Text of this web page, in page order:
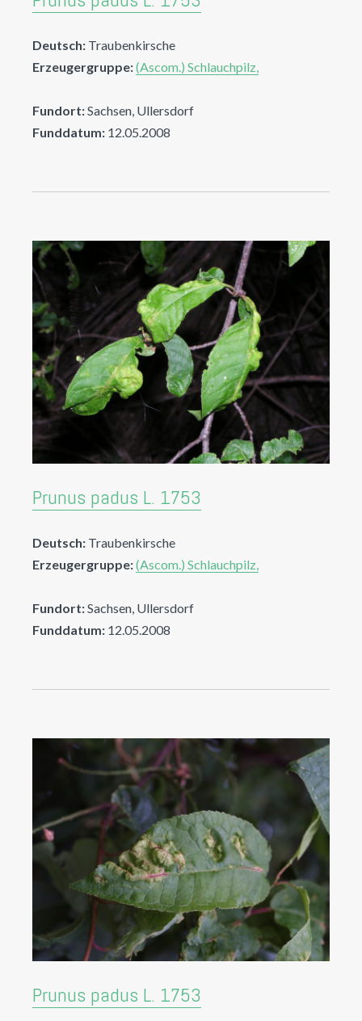
Deutsch: Traubenkirsche
Erzeugergruppe:(Ascom.) Schlauchpilz,
Fundort:Sachsen, Ullersdorf
Funddatum: 12.05.2008
Prunus padus L. 1753
Deutsch: Traubenkirsche
Erzeugergruppe:(Ascom.) Schlauchpilz,
Fundort:Sachsen, Ullersdorf
Funddatum: 12.05.2008
Prunus padus L. 1753